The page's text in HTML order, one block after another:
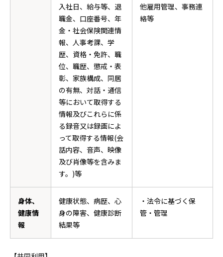
入社日、給与等、退
職金、口座番号、年
金・社会保険関連情
報、人事考課、学
歴、資格・免許、職
位、職歴、懲戒・表
彰、家族構成、同居
の有無、対話・通信
等において取得する
情報及びこれらに係
る録音又は録画によ
って取得する情報(会
話内容、音声、映像
及び肖像等を含みま
す。)等
他雇用管理、事務連
絡等
身体、
健康情
報
健康状態、病歴、心
身の障害、健康診断
結果等
・法令に基づく保
管・管理